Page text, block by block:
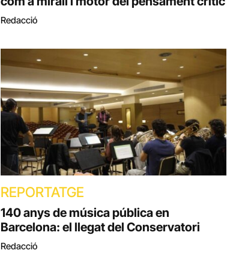
Redacció
REPORTATGE
140 anys de música pública en
Barcelona: el llegat del Conservatori
Redacció